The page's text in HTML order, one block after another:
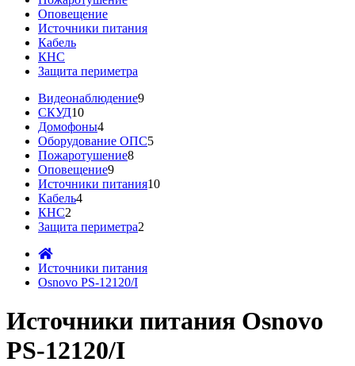
Оповещение
Источники питания
Кабель
КНС
Защита периметра
Видеонаблюдение9
СКУД10
Домофоны4
Оборудование ОПС5
Пожаротушение8
Оповещение9
Источники питания10
Кабель4
КНС2
Защита периметра2
Источники питания
Osnovo PS-12120/I
Источники питания Osnovo
PS-12120/I